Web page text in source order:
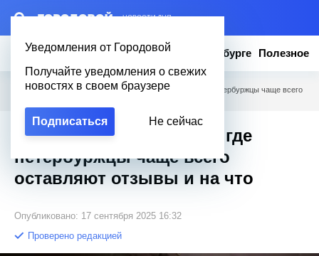
– НОВОСТИ ДНЯ
Уведомления от Городовой
Получайте уведомления о свежих
новостях в своем браузере
Подписаться Не сейчас
Новости Эксклюзив Вопросы о Петербурге Полезное
Городовой Полезное / «Этого не может быть»: где петербуржцы чаще всего
«Этого не может быть»: где
петербуржцы чаще всего
оставляют отзывы и на что
Опубликовано: 17 сентября 2025 16:32
Проверено редакцией